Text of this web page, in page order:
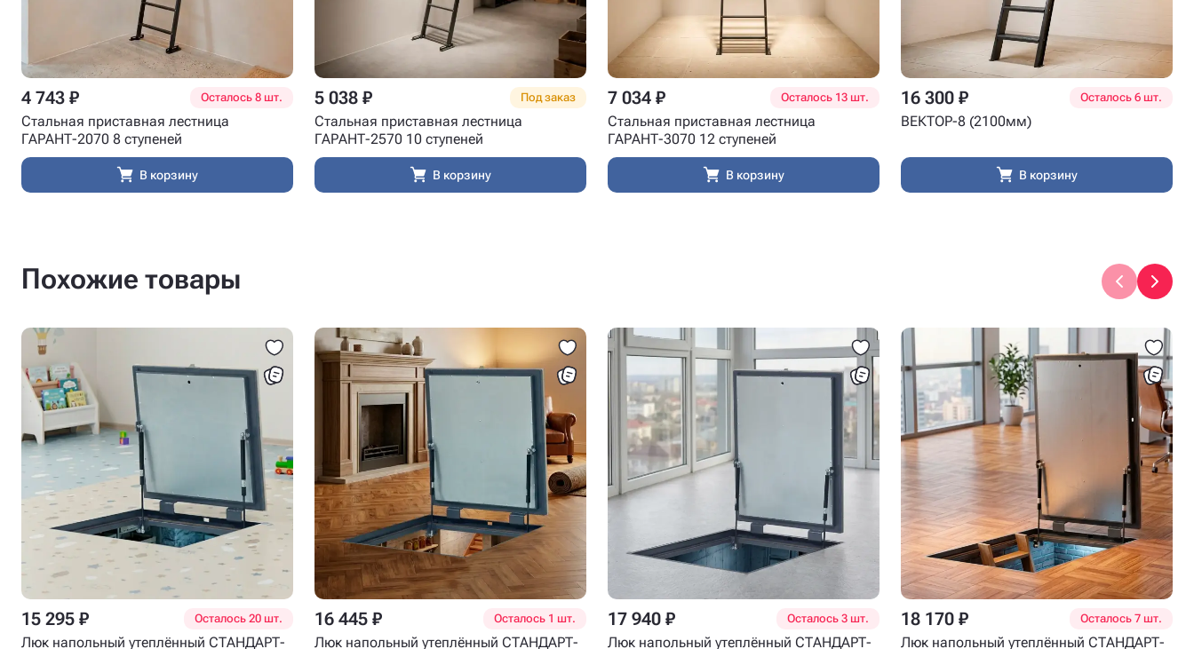
4 743 ₽ Осталось 8 шт.
Стальная приставная лестница
ГАРАНТ-2070 8 ступеней
В корзину
5 038 ₽ Под заказ
Стальная приставная лестница
ГАРАНТ-2570 10 ступеней
В корзину
7 034 ₽ Осталось 13 шт.
Стальная приставная лестница
ГАРАНТ-3070 12 ступеней
В корзину
16 300 ₽ Осталось 6 шт.
ВЕКТОР-8 (2100мм)
В корзину
Похожие товары
15 295 ₽ Осталось 20 шт.
Люк напольный утеплённый СТАНДАРТ-
16 445 ₽ Осталось 1 шт.
Люк напольный утеплённый СТАНДАРТ-
17 940 ₽ Осталось 3 шт.
Люк напольный утеплённый СТАНДАРТ-
18 170 ₽ Осталось 7 шт.
Люк напольный утеплённый СТАНДАРТ-